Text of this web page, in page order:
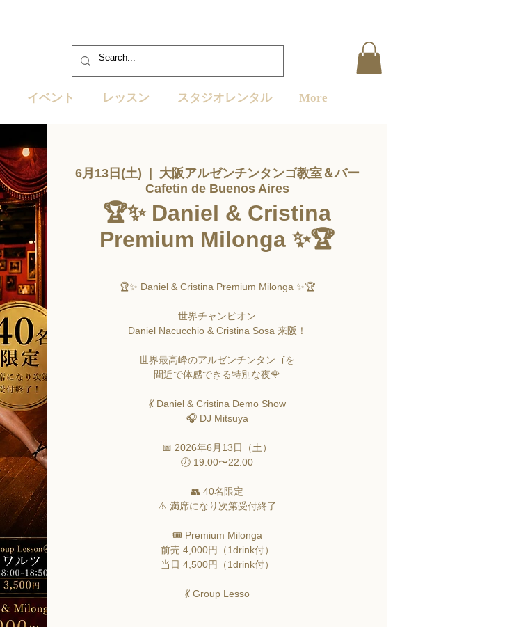
イベント レッスン スタジオレンタル More
6月13日(土)
  |
大阪アルゼンチンタンゴ教室＆バー
Cafetin de Buenos Aires
🏆✨ Daniel & Cristina
Premium Milonga ✨🏆
🏆✨ Daniel & Cristina Premium Milonga ✨🏆
世界チャンピオン
Daniel Nacucchio & Cristina Sosa 来阪！
世界最高峰のアルゼンチンタンゴを
間近で体感できる特別な夜🌹
💃 Daniel & Cristina Demo Show
🎧 DJ Mitsuya
📅 2026年6月13日（土）
🕖 19:00〜22:00
👥 40名限定
⚠️ 満席になり次第受付終了
🎟 Premium Milonga
前売 4,000円（1drink付）
当日 4,500円（1drink付）
💃 Group Lesso